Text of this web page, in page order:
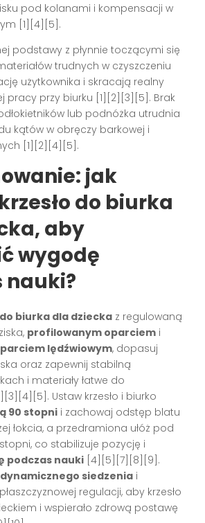
pod kolanami i kompensacji w
[1][4][5].
podstawy z płynnie toczącymi się
trudnych w czyszczeniu
użytkownika i skracają realny
pracy przy biurku [1][2][3][5]. Brak
lub podnóżka utrudnia
kątów w obręczy barkowej i
[1][2][4][5].
jak
do biurka
aby
wygodę
nauki?
biurka dla dziecka z regulowaną
profilowanym oparciem i
lędźwiowym, dopasuj
oraz zapewnij stabilną
i materiały łatwe do
Ustaw krzesło i biurko
90 stopni i zachowaj odstęp blatu
łokcia, a przedramiona ułóż pod
co stabilizuje pozycję i
podczas nauki [4][5][7][8][9].
dynamicznego siedzenia i
regulacji, aby krzesło
i wspierało zdrową postawę